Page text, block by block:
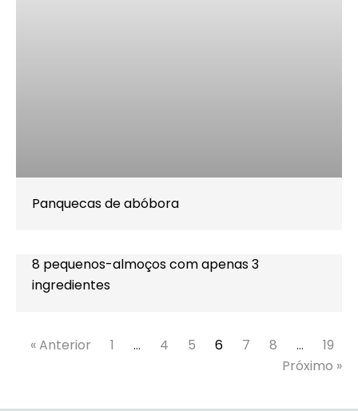
Panquecas de abóbora
8 pequenos-almoços com apenas 3
ingredientes
« Anterior 1 … 4 5 6 7 8 …
19
Próximo »